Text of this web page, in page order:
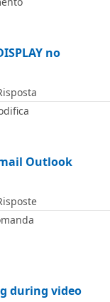
no
Outlook
during video